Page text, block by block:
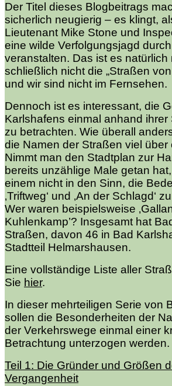
Der Titel dieses Blogbeitrags
sicherlich neugierig – es klingt,
Lieutenant Mike Stone und
eine wilde Verfolgungsjagd
veranstalten. Das ist es natürlich
schließlich nicht die „Straßen
und wir sind nicht im Fernsehen.
Dennoch ist es interessant, die
Karlshafens einmal anhand
zu betrachten. Wie überall
die Namen der Straßen viel über
Nimmt man den Stadtplan zur
bereits unzählige Male getan
einem nicht in den Sinn, die
‚Triftweg‘ und ‚An der Schlagd‘
Wer waren beispielsweise
Kuhlenkamp’? Insgesamt hat
Straßen, davon 46 in Bad
Stadtteil Helmarshausen.
Eine vollständige Liste aller
Sie hier.
In dieser mehrteiligen Serie von
sollen die Besonderheiten der
der Verkehrswege einmal einer
Betrachtung unterzogen werden.
Teil 1: Die Gründer und Größen
Vergangenheit